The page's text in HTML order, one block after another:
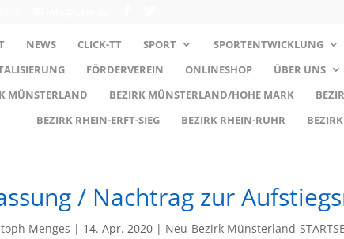
NEWS CLICK-TT SPORT SPORTENTWICKLUNG
FÖRDERVEREIN ONLINESHOP ÜBER UNS
MÜNSTERLAND
BEZIRK MÜNSTERLAND/HOHE MARK
BEZIRK RHEIN-ERFT-SIEG
BEZIRK RHEIN-RUHR
/ Nachtrag zur
Menges | 14. Apr. 2020 | Neu-Bezirk Münsterland-